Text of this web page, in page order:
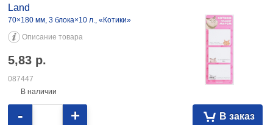
Land
70×180 мм, 3 блока×10 л., «Котики»
Описание товара
5,83 р.
087447
В наличии
В заказ
- +